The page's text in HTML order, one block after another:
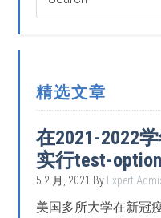
精选文章
在2021-2022
实行test-
5 2 月, 2021 By Expert
美国多所大学在新冠